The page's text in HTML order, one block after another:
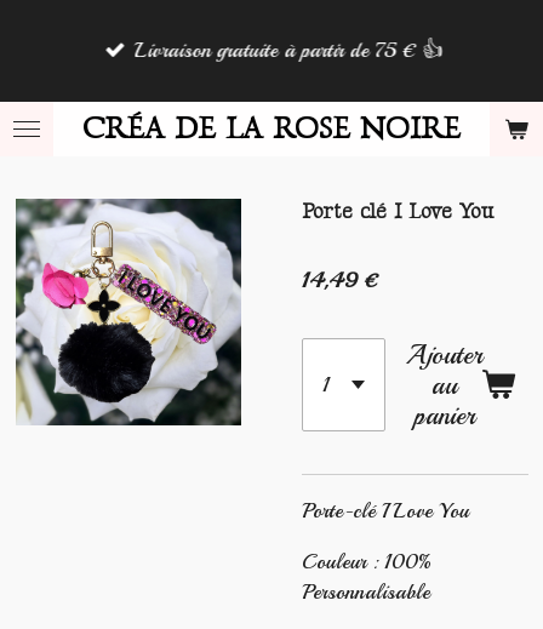
principalCRÉA DE LA ROSE NOIRE
Livraison gratuite à partir de 75 € 👍
Porte clé I Love You
14,49 €
Ajouter
au
panier
Porte-clé I Love You
Couleur : 100%
Personnalisable